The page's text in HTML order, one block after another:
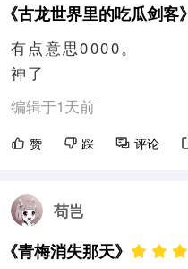
《古龙世界里的吃瓜剑客》
有点意思0000。
神了
编辑于1天前
赞 踩 评论
苟岂
《青梅消失那天》